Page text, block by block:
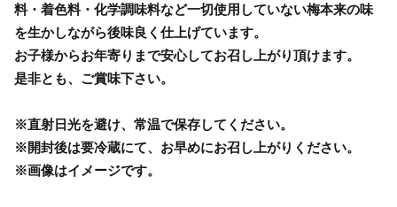
料・着色料・化学調味料など一切使用していない梅本来の味
を生かしながら後味良く仕上げています。
お子様からお年寄りまで安心してお召し上がり頂けます。
是非とも、ご賞味下さい。
※直射日光を避け、常温で保存してください。
※開封後は要冷蔵にて、お早めにお召し上がりください。
※画像はイメージです。